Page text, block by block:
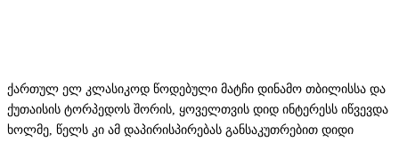
ქართულ ელ კლასიკოდ წოდებული მატჩი დინამო თბილისსა და
ქუთაისის ტორპედოს შორის, ყოველთვის დიდ ინტერესს იწვევდა
ხოლმე, წელს კი ამ დაპირისპირებას განსაკუთრებით დიდი